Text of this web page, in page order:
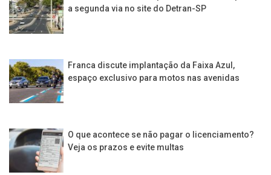
a segunda via no site do Detran-SP
Franca discute implantação da Faixa Azul,
espaço exclusivo para motos nas avenidas
O que acontece se não pagar o licenciamento?
Veja os prazos e evite multas